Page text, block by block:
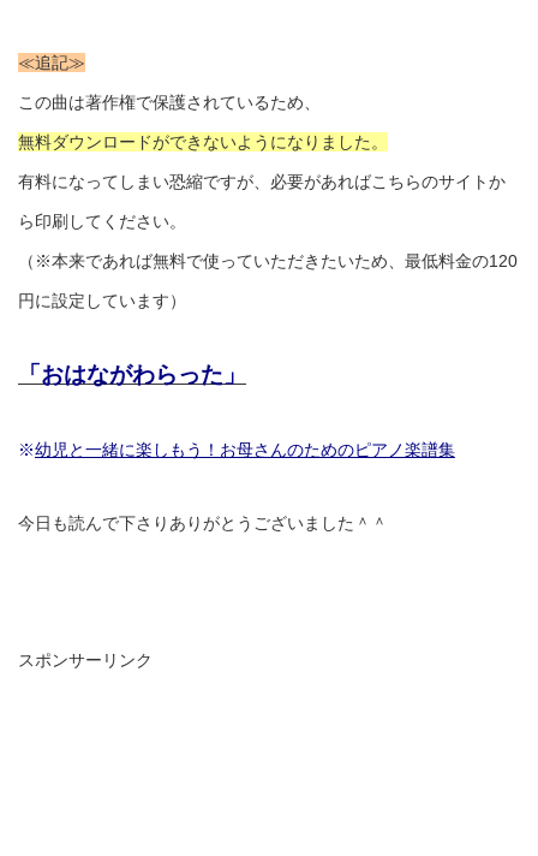
≪追記≫
この曲は著作権で保護されているため、
無料ダウンロードができないようになりました。
有料になってしまい恐縮ですが、必要があればこちらのサイトか
ら印刷してください。
（※本来であれば無料で使っていただきたいため、最低料金の120
円に設定しています）
「おはながわらった」
※幼児と一緒に楽しもう！お母さんのためのピアノ楽譜集
今日も読んで下さりありがとうございました＾＾
スポンサーリンク